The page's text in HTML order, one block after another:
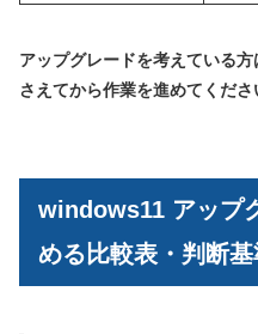
アップグレードを考えている
さえてから作業を進めてくださ
windows11 アップ
める比較表・判断基